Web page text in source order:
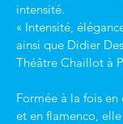
intensité.
« Intensité,
ainsi que Didier
Théâtre Chaillot à
Formée à la fois
et en flamenco,